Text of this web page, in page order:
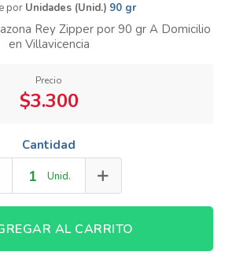
por Unidades (Unid.) 90 gr
Rey Zipper por 90 gr A Domicilio
en Villavicencia
Precio
$3.300
Cantidad
Unid.
AL CARRITO